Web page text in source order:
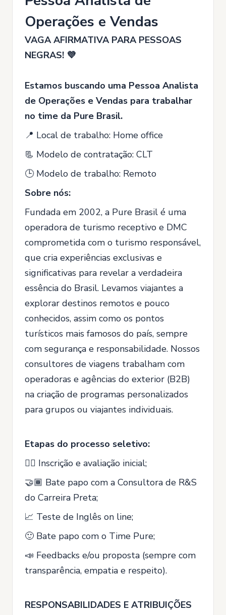
Operações e Vendas
VAGA AFIRMATIVA PARA PESSOAS
NEGRAS! 💜
Estamos buscando uma Pessoa Analista
de Operações e Vendas para trabalhar
no time da Pure Brasil.
📍 Local de trabalho: Home office
📃 Modelo de contratação: CLT
🕒 Modelo de trabalho: Remoto
Sobre nós:
Fundada em 2002, a Pure Brasil é uma
operadora de turismo receptivo e DMC
comprometida com o turismo responsável,
que cria experiências exclusivas e
significativas para revelar a verdadeira
essência do Brasil. Levamos viajantes a
explorar destinos remotos e pouco
conhecidos, assim como os pontos
turísticos mais famosos do país, sempre
com segurança e responsabilidade. Nossos
consultores de viagens trabalham com
operadoras e agências do exterior (B2B)
na criação de programas personalizados
para grupos ou viajantes individuais.
Etapas do processo seletivo:
✍🏾 ️Inscrição e avaliação inicial;
🤝🏾 Bate papo com a Consultora de R&S
do Carreira Preta;
📈 Teste de Inglês on line;
🙂 Bate papo com o Time Pure;
📣 Feedbacks e/ou proposta (sempre com
transparência, empatia e respeito).
RESPONSABILIDADES E ATRIBUIÇÕES